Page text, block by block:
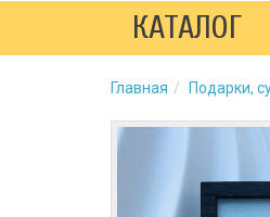
КАТАЛОГ
Главная Подарки,